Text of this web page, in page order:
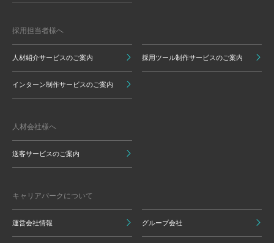
採用担当者様へ
人材紹介サービスのご案内 採用ツール制作サービスのご案内
インターン制作サービスのご案内
人材会社様へ
送客サービスのご案内
キャリアパークについて
運営会社情報 グループ会社